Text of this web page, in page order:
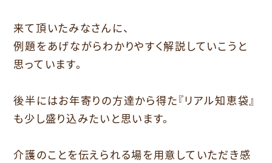
来て頂いたみなさんに、
例題をあげながらわかりやすく解説していこうと
思っています。
後半にはお年寄りの方達から得た『リアル知恵袋』
も少し盛り込みたいと思います。
介護のことを伝えられる場を用意していただき感